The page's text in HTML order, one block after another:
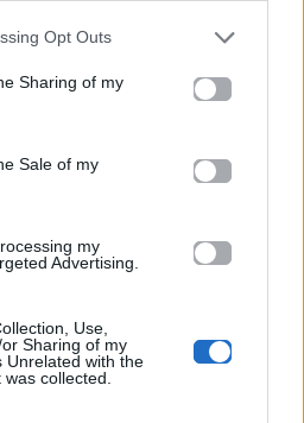
Opt Outs
Sharing of my
Sale of my
my
Advertising.
Use,
Sharing of my
Unrelated with the
collected.
ή φωτογραφικό υλικό
επισκεφτείτε μας στο
Instagram.
στο Google
το
στο MSN